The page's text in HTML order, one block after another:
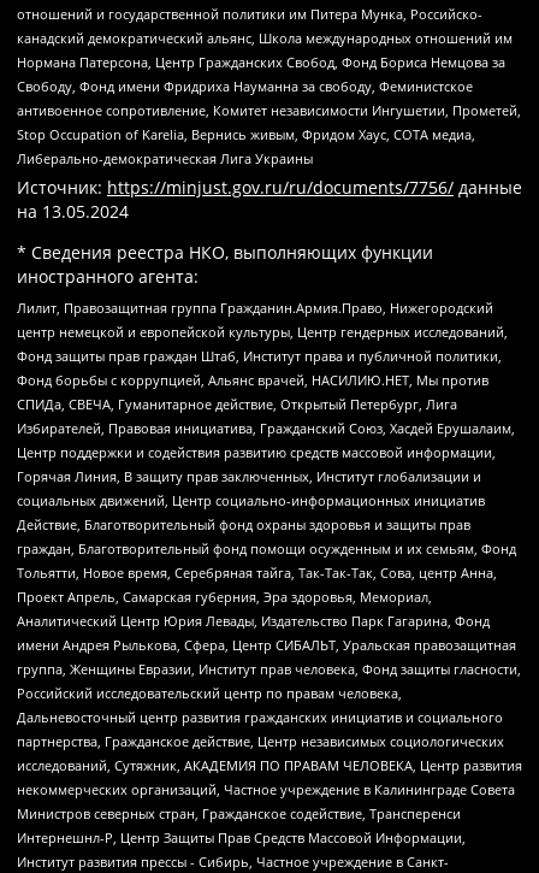
отношений и государственной политики им Питера Мунка, Российско-
канадский демократический альянс, Школа международных отношений им
Нормана Патерсона, Центр Гражданских Свобод, Фонд Бориса Немцова за
Свободу, Фонд имени Фридриха Науманна за свободу, Феминистское
антивоенное сопротивление, Комитет независимости Ингушетии, Прометей,
Stop Occupation of Karelia, Вернись живым, Фридом Хаус, СОТА медиа,
Либерально-демократическая Лига Украины
Источник: https://minjust.gov.ru/ru/documents/7756/ данные
на 13.05.2024
* Сведения реестра НКО, выполняющих функции
иностранного агента:
Лилит, Правозащитная группа Гражданин.Армия.Право, Нижегородский
центр немецкой и европейской культуры, Центр гендерных исследований,
Фонд защиты прав граждан Штаб, Институт права и публичной политики,
Фонд борьбы с коррупцией, Альянс врачей, НАСИЛИЮ.НЕТ, Мы против
СПИДа, СВЕЧА, Гуманитарное действие, Открытый Петербург, Лига
Избирателей, Правовая инициатива, Гражданский Союз, Хасдей Ерушалаим,
Центр поддержки и содействия развитию средств массовой информации,
Горячая Линия, В защиту прав заключенных, Институт глобализации и
социальных движений, Центр социально-информационных инициатив
Действие, Благотворительный фонд охраны здоровья и защиты прав
граждан, Благотворительный фонд помощи осужденным и их семьям, Фонд
Тольятти, Новое время, Серебряная тайга, Так-Так-Так, Сова, центр Анна,
Проект Апрель, Самарская губерния, Эра здоровья, Мемориал,
Аналитический Центр Юрия Левады, Издательство Парк Гагарина, Фонд
имени Андрея Рылькова, Сфера, Центр СИБАЛЬТ, Уральская правозащитная
группа, Женщины Евразии, Институт прав человека, Фонд защиты гласности,
Российский исследовательский центр по правам человека,
Дальневосточный центр развития гражданских инициатив и социального
партнерства, Гражданское действие, Центр независимых социологических
исследований, Сутяжник, АКАДЕМИЯ ПО ПРАВАМ ЧЕЛОВЕКА, Центр развития
некоммерческих организаций, Частное учреждение в Калининграде Совета
Министров северных стран, Гражданское содействие, Трансперенси
Интернешнл-Р, Центр Защиты Прав Средств Массовой Информации,
Институт развития прессы - Сибирь, Частное учреждение в Санкт-